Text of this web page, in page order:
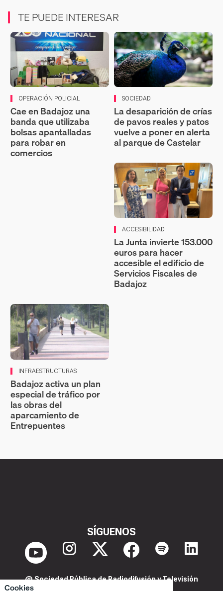
Cookies
TE PUEDE INTERESAR
OPERACIÓN POLICIAL
Cae en Badajoz una
banda que utilizaba
bolsas apantalladas
para robar en
comercios
SOCIEDAD
La desaparición de crías
de pavos reales y patos
vuelve a poner en alerta
al parque de Castelar
ACCESIBILIDAD
La Junta invierte 153.000
euros para hacer
accesible el edificio de
Servicios Fiscales de
Badajoz
INFRAESTRUCTURAS
Badajoz activa un plan
especial de tráfico por
las obras del
aparcamiento de
Entrepuentes
SÍGUENOS
@ Sociedad Pública de Radiodifusión y Televisión